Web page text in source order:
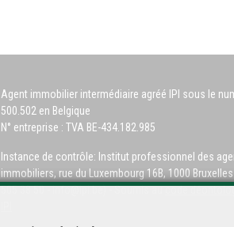
Agent immobilier intermédiaire agréé IPI sous le
500.502 en Belgique
N° entreprise : TVA BE-434.182.985
Instance de contrôle: Institut professionnel des
immobiliers, rue du Luxembourg 16B, 1000
505 38 50 - info@ipi.be) - Soumis aucode